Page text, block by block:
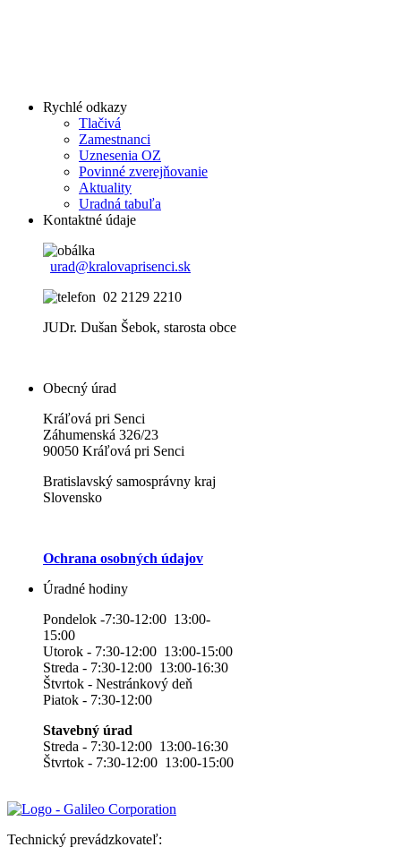
Rychlé odkazy
Tlačivá
Zamestnanci
Uznesenia OZ
Povinné zverejňovanie
Aktuality
Uradná tabuľa
Kontaktné údaje
urad@kralovaprisenci.sk
02 2129 2210
JUDr. Dušan Šebok, starosta obce
Obecný úrad
Kráľová pri Senci
Záhumenská 326/23
90050 Kráľová pri Senci
Bratislavský samosprávny kraj
Slovensko
Ochrana osobných údajov
Úradné hodiny
Pondelok -7:30-12:00 13:00-
15:00
Utorok - 7:30-12:00 13:00-15:00
Streda - 7:30-12:00 13:00-16:30
Štvrtok - Nestránkový deň
Piatok - 7:30-12:00
Stavebný úrad
Streda - 7:30-12:00 13:00-16:30
Štvrtok - 7:30-12:00 13:00-15:00
Technický prevádzkovateľ: